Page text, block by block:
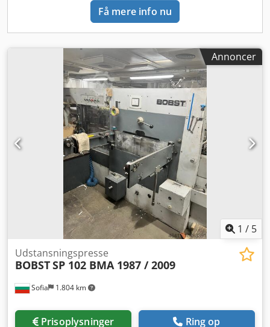
Få mere info nu
Annoncer
1 / 5
Sofia 1.804 km
Udstansningspresse
BOBSTSP 102 BMA 1987 / 2009
Prisoplysninger Ring op